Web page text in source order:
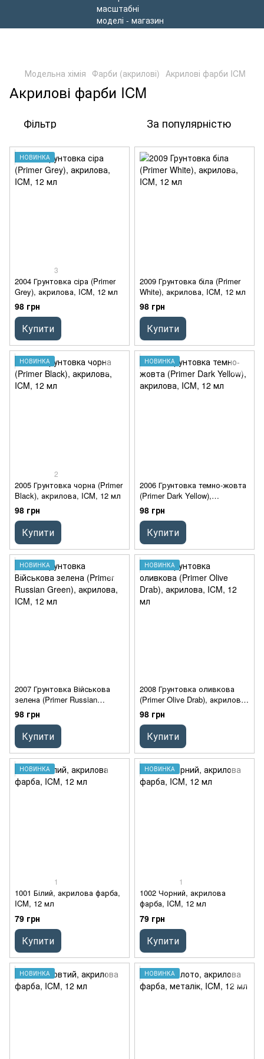
Модельна хімія Фарби (акрилові) Акрилові фарби ICM
Акрилові фарби ICM
Фільтр За популярністю
НОВИНКА
3
2004 Грунтовка сіра (Primer
Grey), акрилова, ICM, 12 мл
98 грн
Купити
2009 Грунтовка біла (Primer
White), акрилова, ICM, 12 мл
98 грн
Купити
НОВИНКА
2
2005 Грунтовка чорна (Primer
Black), акрилова, ICM, 12 мл
98 грн
Купити
НОВИНКА
2006 Грунтовка темно-жовта
(Primer Dark Yellow),
акрилова, ICM, 12 мл
98 грн
Купити
НОВИНКА
2007 Грунтовка Військова
зелена (Primer Russian
Green), акрилова, ICM, 12 мл
98 грн
Купити
НОВИНКА
2008 Грунтовка оливкова
(Primer Olive Drab), акрилова,
ICM, 12 мл
98 грн
Купити
НОВИНКА
1
1001 Білий, акрилова фарба,
ICM, 12 мл
79 грн
Купити
НОВИНКА
1
1002 Чорний, акрилова
фарба, ICM, 12 мл
79 грн
Купити
НОВИНКА НОВИНКА